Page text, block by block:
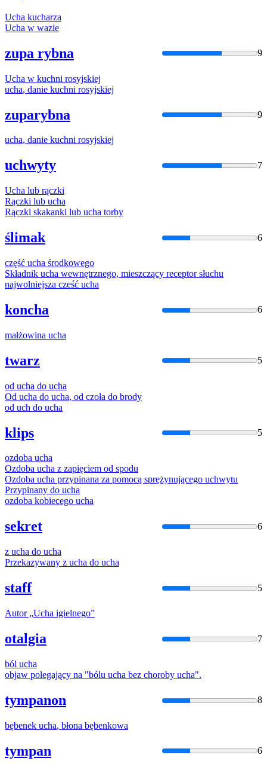
Ucha kucharza
Ucha w wazie
zupa rybna 9
Ucha w kuchni rosyjskiej
ucha, danie kuchni rosyjskiej
zuparybna 9
ucha, danie kuchni rosyjskiej
uchwyty 7
Ucha lub rączki
Rączki lub ucha
Rączki skakanki lub ucha torby
ślimak 6
część ucha środkowego
Składnik ucha wewnętrznego, mieszczący receptor słuchu
najwolniejsza cześć ucha
koncha 6
małżowina ucha
twarz 5
od ucha do ucha
Od ucha do ucha, od czoła do brody
od uch do ucha
klips 5
ozdoba ucha
Ozdoba ucha z zapięciem od spodu
Ozdoba ucha przypinana za pomocą sprężynującego uchwytu
Przypinany do ucha
ozdoba kobiecego ucha
sekret 6
z ucha do ucha
Przekazywany z ucha do ucha
staff 5
Autor „Ucha igielnego”
otalgia 7
ból ucha
objaw polegający na "bólu ucha bez choroby ucha".
tympanon 8
bębenek ucha, błona bębenkowa
tympan 6